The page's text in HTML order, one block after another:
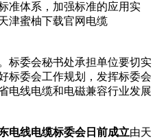
准体系，加强标准的应用实
津蜜柚下载官网电缆
委会秘书处承担单位要切实
标委会工作规划，发挥标委会
电线电缆和电磁兼容行业发展
电线电缆标委会日前成立由天